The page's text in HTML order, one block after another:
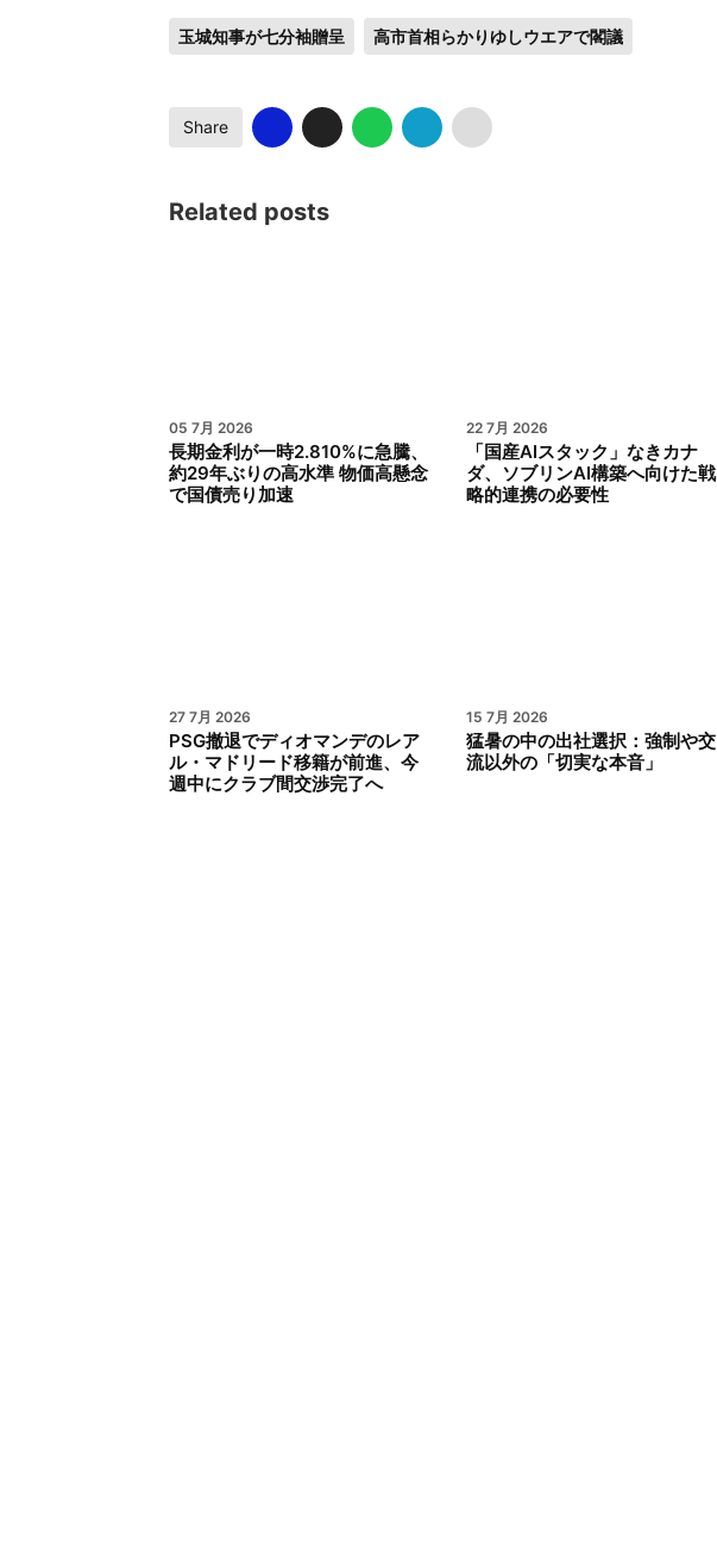
玉城知事が七分袖贈呈 高市首相らかりゆしウエアで閣議
Share
Related posts
05 7月 2026
長期金利が一時2.810%に急騰、
約29年ぶりの高水準 物価高懸念
で国債売り加速
22 7月 2026
「国産AIスタック」なきカナ
ダ、ソブリンAI構築へ向けた戦
略的連携の必要性
27 7月 2026
PSG撤退でディオマンデのレア
ル・マドリード移籍が前進、今
週中にクラブ間交渉完了へ
15 7月 2026
猛暑の中の出社選択：強制や交
流以外の「切実な本音」